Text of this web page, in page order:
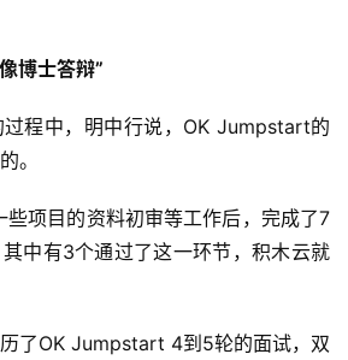
博士答辩”
程中，明中行说，OK Jumpstart的
。
些项目的资料初审等工作后，完成了7
中有3个通过了这一环节，积木云就
了OK Jumpstart 4到5轮的面试，双